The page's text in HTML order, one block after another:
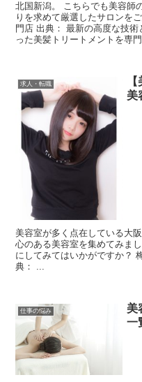
北国新潟。 こちらでも美容師
りを求めて厳選したサロンを
門店 出典： 最新の高度な技
った美髪トリートメントを専
求人・転職
美
美容室が多く点在している大
心のある美容室を集めてみま
にしてみてはいかがですか？
典： ...
仕事の悩み
美
一